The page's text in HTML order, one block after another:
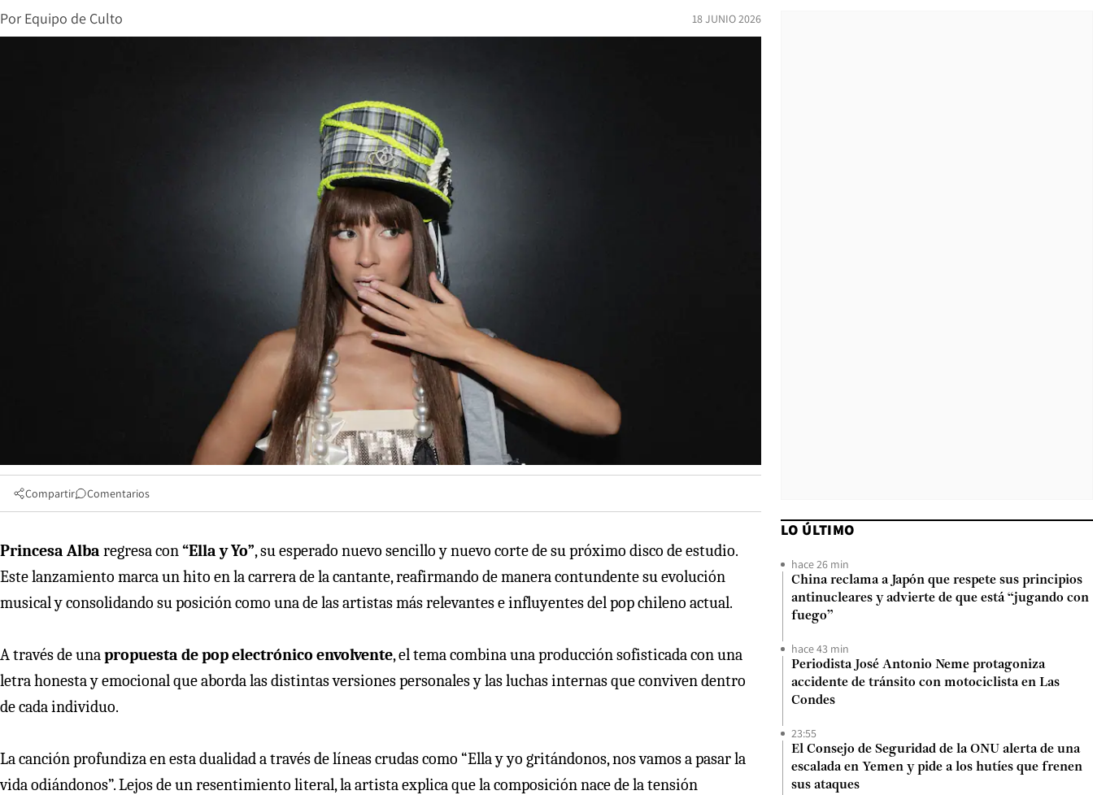
Por Equipo de Culto 18 JUNIO 2026
Compartir Comentarios
Princesa Alba regresa con“Ella y Yo”, su esperado nuevo sencillo y nuevo corte de su próximo disco de estudio.
Este lanzamiento marca un hito en la carrera de la cantante, reafirmando de manera contundente su evolución
musical y consolidando su posición como una de las artistas más relevantes e influyentes del pop chileno actual.
A través de unapropuesta de pop electrónico envolvente, el tema combina una producción sofisticada con una
letra honesta y emocional que aborda las distintas versiones personales y las luchas internas que conviven dentro
de cada individuo.
La canción profundiza en esta dualidad a través de líneas crudas como “Ella y yo gritándonos, nos vamos a pasar la
vida odiándonos”. Lejos de un resentimiento literal, la artista explica que la composición nace de la tensión
LO ÚLTIMO
hace 26 min
China reclama a Japón que respete sus principios
antinucleares y advierte de que está “jugando con
fuego”
hace 43 min
Periodista José Antonio Neme protagoniza
accidente de tránsito con motociclista en Las
Condes
23:55
El Consejo de Seguridad de la ONU alerta de una
escalada en Yemen y pide a los hutíes que frenen
sus ataques